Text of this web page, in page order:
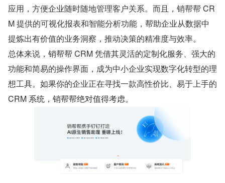
应用，方便企业随时随地管理客户关系。而且，销帮帮 CR
M 提供的可视化报表和智能分析功能，帮助企业从数据中
提炼出有价值的业务洞察，推动决策的精准度与效率。
总体来说，销帮帮 CRM 凭借其灵活的定制化服务、强大的
功能和简易的操作界面，成为中小企业实现数字化转型的理
想工具。如果你的企业正在寻找一款高性价比、易于上手的
CRM 系统，销帮帮绝对值得考虑。